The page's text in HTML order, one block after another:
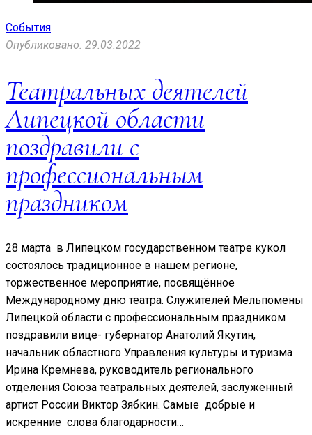
События
Опубликовано: 29.03.2022
Театральных деятелей
Липецкой области
поздравили с
профессиональным
праздником
28 марта в Липецком государственном театре кукол
состоялось традиционное в нашем регионе,
торжественное мероприятие, посвящённое
Международному дню театра. Служителей Мельпомены
Липецкой области с профессиональным праздником
поздравили вице- губернатор Анатолий Якутин,
начальник областного Управления культуры и туризма
Ирина Кремнева, руководитель регионального
отделения Союза театральных деятелей, заслуженный
артист России Виктор Зябкин. Самые добрые и
искренние слова благодарности…